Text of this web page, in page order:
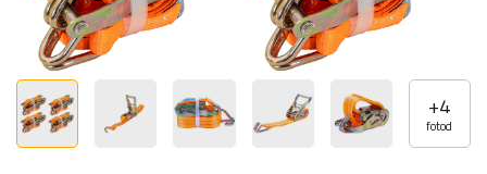
+4
fotod